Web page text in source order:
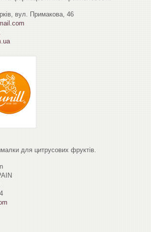
вул. Примакова, 46
для цитрусових фруктів.